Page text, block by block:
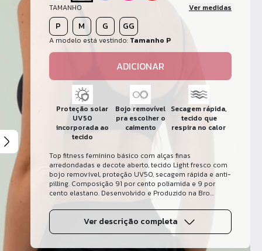
TAMANHO Ver medidas
P M G GG
A modelo está vestindo: Tamanho P
ADICIONAR
Proteção solar
UV50
incorporada ao
tecido
Bojo removível
pra escolher o
caimento
Secagem rápida,
tecido que
respira no calor
Top fitness feminino básico com alças finas
arredondadas e decote aberto, tecido Light fresco com
bojo removível, proteção UV50, secagem rápida e anti-
pilling. Composição 91 por cento poliamida e 9 por
cento elastano. Desenvolvido e Produzido na Bro
Ver descrição completa